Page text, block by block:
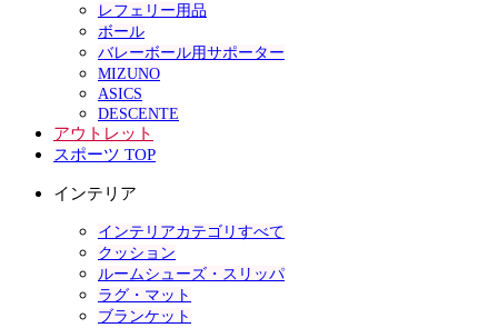
レフェリー用品
ボール
バレーボール用サポーター
MIZUNO
ASICS
DESCENTE
アウトレット
スポーツ TOP
インテリア
インテリアカテゴリすべて
クッション
ルームシューズ・スリッパ
ラグ・マット
ブランケット